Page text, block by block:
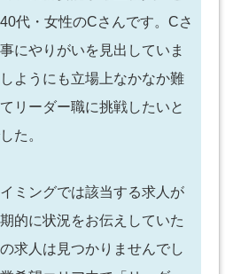
代・女性のCさんです。Cさ
にやりがいを見出していま
ようにも立場上なかなか難
リーダー職に挑戦したいと
た。
ミングでは該当する求人が
的に状況をお伝えしていた
求人は見つかりませんでし